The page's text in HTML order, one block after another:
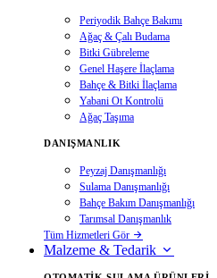
Periyodik Bahçe Bakımı
Ağaç & Çalı Budama
Bitki Gübreleme
Genel Haşere İlaçlama
Bahçe & Bitki İlaçlama
Yabani Ot Kontrolü
Ağaç Taşıma
DANIŞMANLIK
Peyzaj Danışmanlığı
Sulama Danışmanlığı
Bahçe Bakım Danışmanlığı
Tarımsal Danışmanlık
Tüm Hizmetleri Gör
Malzeme & Tedarik